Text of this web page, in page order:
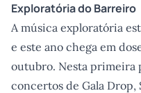
Exploratória do Barreiro
A música exploratória
e este ano chega em
outubro. Nesta primeira
concertos de Gala Drop,